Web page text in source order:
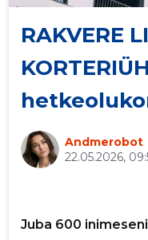
RAKVERE
Andmerobot
22.05.2026,
Juba 600